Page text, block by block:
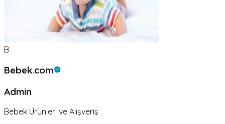
B
Bebek.com
Admin
Bebek Ürünleri ve Alışveriş